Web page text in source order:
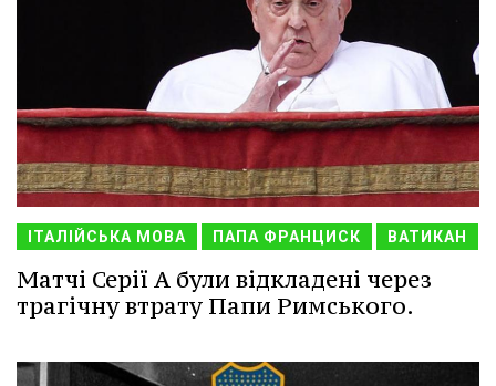
ІТАЛІЙСЬКА МОВА ПАПА ФРАНЦИСК ВАТИКАН
Матчі Серії A були відкладені через
трагічну втрату Папи Римського.